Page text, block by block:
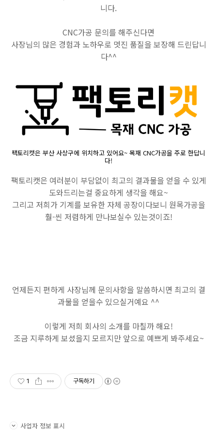
니다.
CNC가공 문의를 해주신다면
사장님의 많은 경험과 노하우로 멋진 품질을 보장해 드린답니
다^^
팩토리캣은 부산 사상구에 위치하고 있어요~ 목재 CNC가공을 주로 한답니
다!
팩토리캣은 여러분이 부담없이 최고의 결과물을 얻을 수 있게
도와드리는걸 중요하게 생각을 해요~
그리고 저희가 기계를 보유한 자체 공장이다보니 원목가공을
훨-씬 저렴하게 만나보실수 있는것이죠!
언제든지 편하게 사장님께 문의사항을 말씀하시면 최고의 결
과물을 얻을수 있으실거예요 ^^
이렇게 저희 회사의 소개를 마칠까 해요!
조금 지루하게 보셨을지 모르지만 앞으로 예쁘게 봐주세요~
1 구독하기
사업자 정보 표시